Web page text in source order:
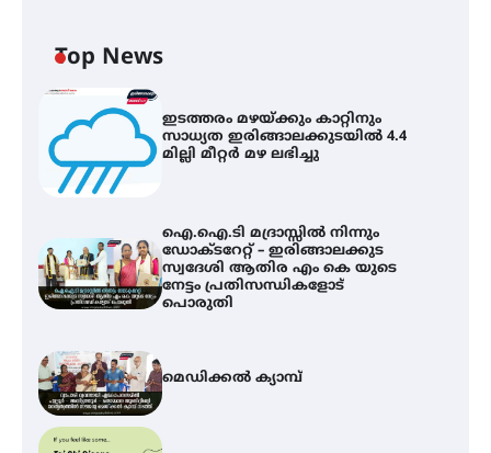
Top News
ഇടത്തരം മഴയ്ക്കും കാറ്റിനും
സാധ്യത ഇരിങ്ങാലക്കുടയിൽ 4.4
മില്ലി മീറ്റർ മഴ ലഭിച്ചു
ഐ.ഐ.ടി മദ്രാസ്സിൽ നിന്നും
ഡോക്ടറേറ്റ് – ഇരിങ്ങാലക്കുട
സ്വദേശി ആതിര എം കെ യുടെ
നേട്ടം പ്രതിസന്ധികളോട്
പൊരുതി
മെഡിക്കൽ ക്യാമ്പ്